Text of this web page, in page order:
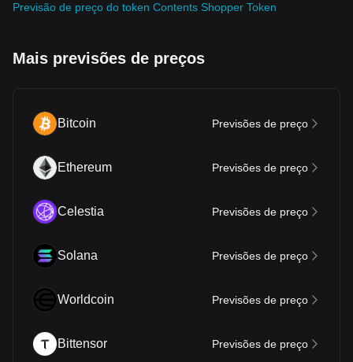
Previsão de preço do token Contents Shopper Token
Mais previsões de preços
Bitcoin Previsões de preço
Ethereum Previsões de preço
Celestia Previsões de preço
Solana Previsões de preço
Worldcoin Previsões de preço
Bittensor Previsões de preço